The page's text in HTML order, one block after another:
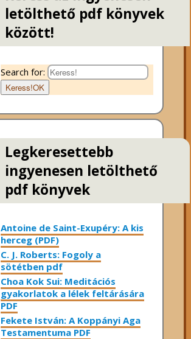
letölthető pdf könyvek
között!
Search for:
Keress!OK
Legkeresettebb
ingyenesen letölthető
pdf könyvek
Antoine de Saint-Exupéry: A kis
herceg (PDF)
C. J. Roberts: Fogoly a
sötétben pdf
Choa Kok Sui: Meditációs
gyakorlatok a lélek feltárására
PDF
Fekete István: A Koppányi Aga
Testamentuma PDF